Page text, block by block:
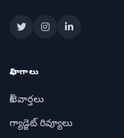
విభాగాలు
టెక్ వార్తలు
గ్యాడ్జెట్ రివ్యూలు